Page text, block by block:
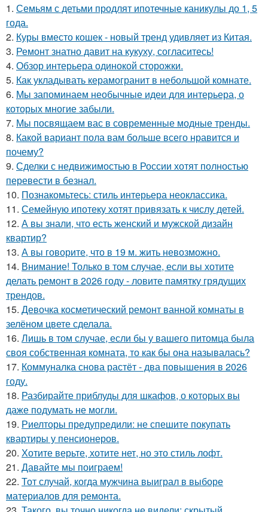
1. Семьям с детьми продлят ипотечные каникулы до 1, 5
года.
2. Куры вместо кошек - новый тренд удивляет из Китая.
3. Ремонт знатно давит на кукуху, согласитесь!
4. Обзор интерьера одинокой сторожки.
5. Как укладывать керамогранит в небольшой комнате.
6. Мы запоминаем необычные идеи для интерьера, о
которых многие забыли.
7. Мы посвящаем вас в современные модные тренды.
8. Какой вариант пола вам больше всего нравится и
почему?
9. Сделки с недвижимостью в России хотят полностью
перевести в безнал.
10. Познакомьтесь: стиль интерьера неоклассика.
11. Семейную ипотеку хотят привязать к числу детей.
12. А вы знали, что есть женский и мужской дизайн
квартир?
13. А вы говорите, что в 19 м. жить невозможно.
14. Внимание! Только в том случае, если вы хотите
делать ремонт в 2026 году - ловите памятку грядущих
трендов.
15. Девочка косметический ремонт ванной комнаты в
зелёном цвете сделала.
16. Лишь в том случае, если бы у вашего питомца была
своя собственная комната, то как бы она называлась?
17. Коммуналка снова растёт - два повышения в 2026
году.
18. Разбирайте приблуды для шкафов, о которых вы
даже подумать не могли.
19. Риелторы предупредили: не спешите покупать
квартиры у пенсионеров.
20. Хотите верьте, хотите нет, но это стиль лофт.
21. Давайте мы поиграем!
22. Тот случай, когда мужчина выиграл в выборе
материалов для ремонта.